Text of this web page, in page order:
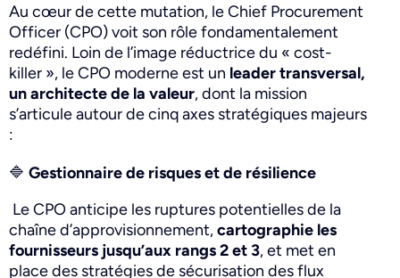
Au cœur de cette mutation, le Chief Procurement
Officer (CPO) voit son rôle fondamentalement
redéfini. Loin de l’image réductrice du « cost-
killer », le CPO moderne est un leader transversal,
un architecte de la valeur, dont la mission
s’articule autour de cinq axes stratégiques majeurs
:
🔷 Gestionnaire de risques et de résilience
Le CPO anticipe les ruptures potentielles de la
chaîne d’approvisionnement,cartographie les
fournisseurs jusqu’aux rangs 2 et 3, et met en
place des stratégies de sécurisation des flux